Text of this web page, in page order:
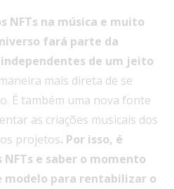
NFTs na música e muito
fará parte da
de um jeito
mais direta de se
É também uma nova fonte
as criações musicais dos
projetos. Por isso, é
e saber o momento
modelo para rentabilizar o